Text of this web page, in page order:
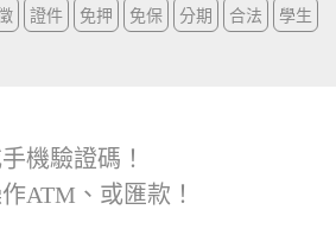
證件 免押 免保 分期 合法 學生
機驗證碼！
ATM、或匯款！